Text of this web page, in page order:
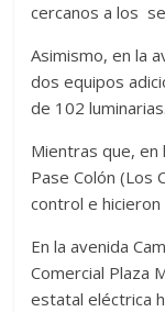
cercanos a los
Asimismo, en la
dos equipos
de 102 luminarias.
Mientras que, en
Pase Colón (Los
control e
En la avenida
Comercial Plaza
estatal eléctrica